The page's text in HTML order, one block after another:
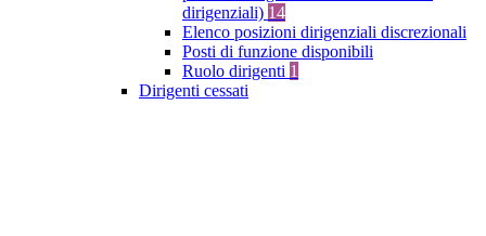
dirigenziali) 14
Elenco posizioni dirigenziali discrezionali
Posti di funzione disponibili
Ruolo dirigenti 1
Dirigenti cessati